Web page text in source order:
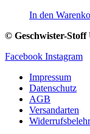
In den
© Geschwister-Stoff
Facebook Instagram
Impressum
Datenschutz
AGB
Versandarten